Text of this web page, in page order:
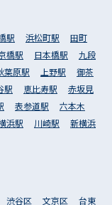
駅 浜松町駅
田町
橋駅 日本橋駅
九段
葉原駅 上野駅
御茶
駅 恵比寿駅
赤坂見
表参道駅
六本木
浜駅 川崎駅
新横浜
渋谷区 文京区 台東